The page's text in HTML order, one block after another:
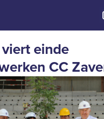
einde
CC